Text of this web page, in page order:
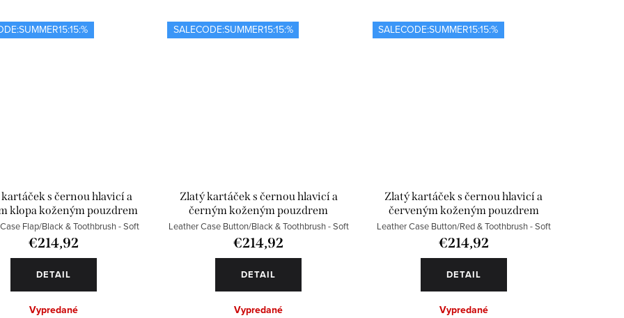
s černou hlavicí a
klopa koženým pouzdrem
Flap/Black & Toothbrush - Soft
€214,92
DETAIL
Vypredané
SALECODE:SUMMER15:15:%
Zlatý kartáček s černou hlavicí a
černým koženým pouzdrem
Leather Case Button/Black & Toothbrush - Soft
€214,92
DETAIL
Vypredané
SALECODE:SUMMER15:15:%
Zlatý kartáček s černou hlavicí a
červeným koženým pouzdrem
Leather Case Button/Red & Toothbrush - Soft
€214,92
DETAIL
Vypredané